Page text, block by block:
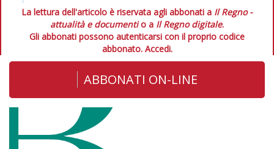
La lettura dell'articolo è riservata agli abbonati a Il Regno -
attualità e documentio a Il Regno digitale.
Gli abbonati possono autenticarsi con il proprio codice
abbonato. Accedi.
ABBONATI ON-LINE